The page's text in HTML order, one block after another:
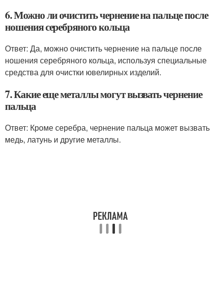
6. Можно ли очистить чернение на пальце после
ношения серебряного кольца
Ответ: Да, можно очистить чернение на пальце после
ношения серебряного кольца, используя специальные
средства для очистки ювелирных изделий.
7. Какие еще металлы могут вызвать чернение
пальца
Ответ: Кроме серебра, чернение пальца может вызвать
медь, латунь и другие металлы.